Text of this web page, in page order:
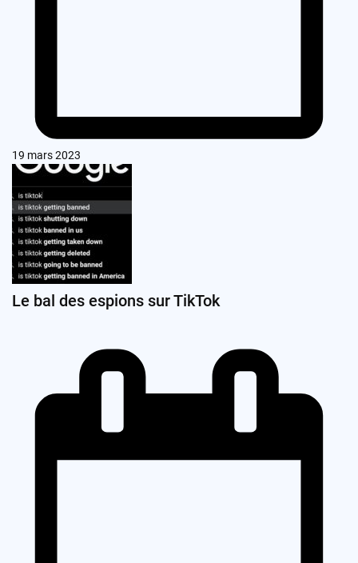
19 mars 2023
Le bal des espions sur TikTok